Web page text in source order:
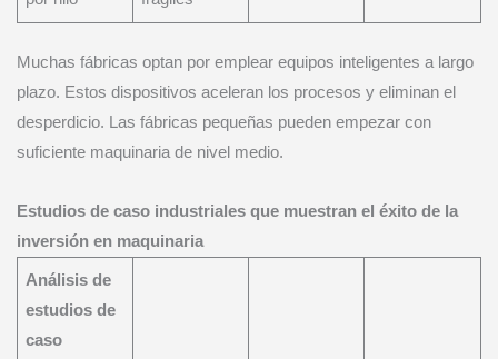
Muchas fábricas optan por emplear equipos inteligentes a largo
plazo. Estos dispositivos aceleran los procesos y eliminan el
desperdicio. Las fábricas pequeñas pueden empezar con
suficiente maquinaria de nivel medio.
Estudios de caso industriales que muestran el éxito de la
inversión en maquinaria
Análisis de
estudios de
caso